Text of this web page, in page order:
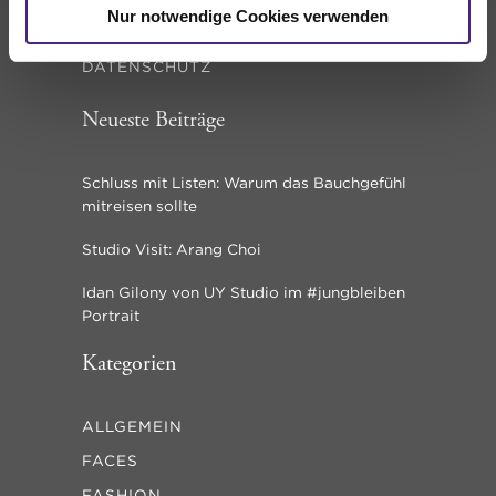
Nur notwendige Cookies verwenden
DATENSCHUTZ
Neueste Beiträge
Schluss mit Listen: Warum das Bauchgefühl
mitreisen sollte
Studio Visit: Arang Choi
Idan Gilony von UY Studio im #jungbleiben
Portrait
Kategorien
ALLGEMEIN
FACES